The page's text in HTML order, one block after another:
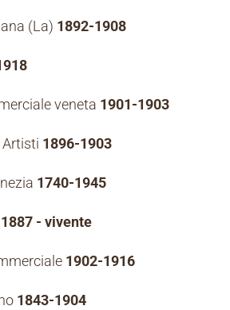
(La) 1892-1908
veneta 1901-1903
Artisti 1896-1903
1740-1945
1887 - vivente
1902-1916
1843-1904